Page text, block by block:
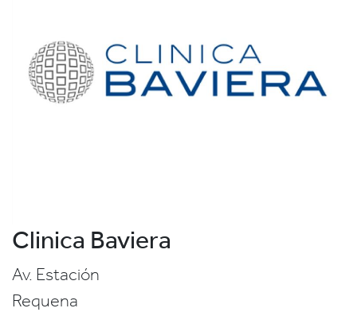
Clinica Baviera
Av. Estación
Requena